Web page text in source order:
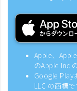
Apple、
のApple Inc.
Google Play
LLC の商標で